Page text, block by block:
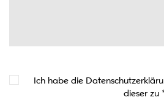
Ich habe die
dieser zu